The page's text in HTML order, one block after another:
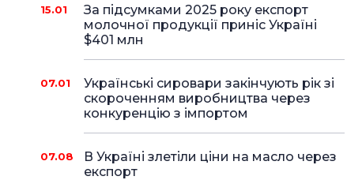
15.01
За підсумками 2025 року експорт
молочної продукції приніс Україні
$401 млн
07.01
Українські сировари закінчують рік зі
скороченням виробництва через
конкуренцію з імпортом
07.08
В Україні злетіли ціни на масло через
експорт